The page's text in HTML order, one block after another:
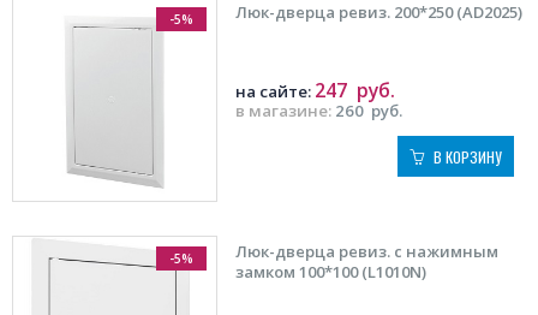
-5% Люк-дверца ревиз. 200*250 (AD2025)
в магазине: 260 руб.
на сайте: 247 руб.
В КОРЗИНУ
-5%
Люк-дверца ревиз. с нажимным
замком 100*100 (L1010N)